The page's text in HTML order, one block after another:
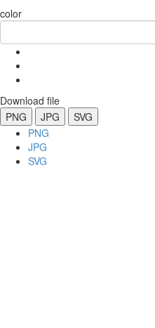
color
Download file
PNG
JPG
SVG
PNG
JPG
SVG